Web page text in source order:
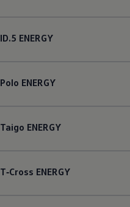
ID.5 ENERGY
Polo ENERGY
Taigo ENERGY
T‑Cross ENERGY